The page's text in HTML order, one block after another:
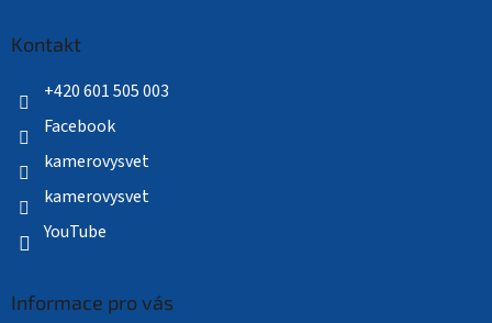
Kontakt
+420 601 505 003
Facebook
kamerovysvet
kamerovysvet
YouTube
Informace pro vás